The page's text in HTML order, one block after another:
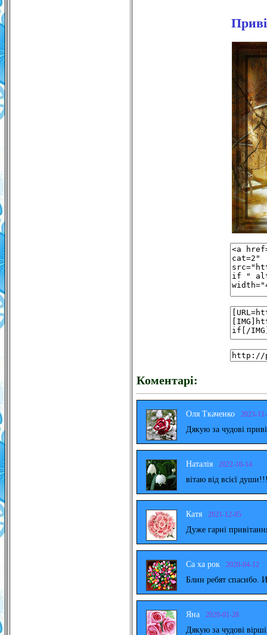
Коментарі:
Оля Ткаченко 2023-
Дякую за чудові
Наталія 2022-10-14
вітаю від всієї
Катя 2021-12-05
Дуже гарні
Са ха рок 2020-04-12
Блин ребят спасибо.
Яна 2020-01-28
Дякую за чудові